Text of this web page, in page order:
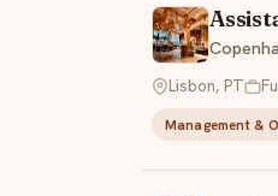
Lisbon, PT
Management &